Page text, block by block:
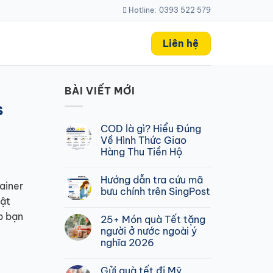
Hotline: 0393 522 579
Liên hệ
bạn
BÀI VIẾT MỚI
COD là gì? Hiểu Đúng
Về Hình Thức Giao
Hàng Thu Tiền Hộ
bình
luận
ở
gì?
Hiểu
Đúng
Về
Giao
Hướng dẫn tra cứu mã
bưu chính trên SingPost
bình
luận
ở
Hướng
cứu
25+ Món quà Tết tặng
người ở nước ngoài ý
nghĩa 2026
Gửi quà tết đi Mỹ